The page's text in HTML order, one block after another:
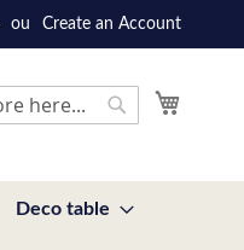
Create an Account
Deco table